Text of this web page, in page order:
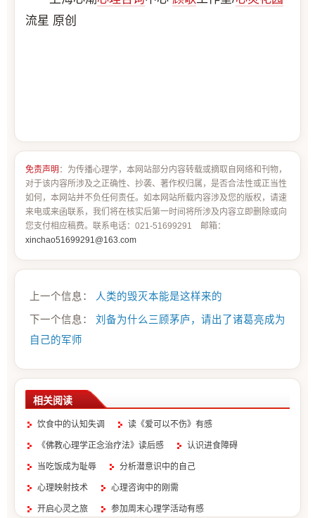
流星 原创
免责声明 ：为传播心理学，本网站部分内容转载或摘取自网络和刊物，
对于该内容所涉及之正确性、抄袭、著作权归属，是否合法性或正当性
如何，本网站并不负任何责任。如本网站所载内容涉及您的版权，请速
来电或来函联系，我们将在核实后第一时间将所涉及内容立即删除或向
您支付相应稿费。联系电话：021-51699291 邮箱：
xinchao51699291@163.com
上一个信息： 人类的毁灭本能是这样来的
下一个信息： 刘备为什么三顾茅庐，请出了诸葛亮成为
自己的军师
相关阅读
饮食中的认知失调 读《爱可以不伤》有感
《佛教心理学正念治疗法》读后感 认识进食障碍
当吃饭成为耻辱 分析潜意识中的自己
心理映射技术 心理咨询中的刚需
开启心灵之旅 参加周末心理学活动有感